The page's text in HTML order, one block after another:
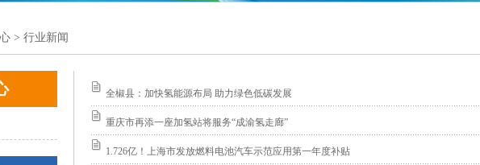
> 行业新闻
全椒县：加快氢能源布局 助力绿色低碳发展
重庆市再添一座加氢站将服务“成渝氢走廊”
1.726亿！上海市发放燃料电池汽车示范应用第一年度补贴